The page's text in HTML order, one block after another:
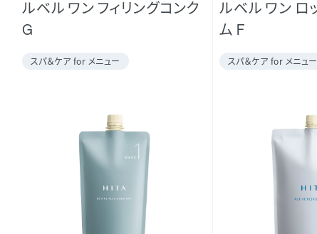
ルベル ワン フィリングコンク
G
スパ＆ケア for メニュー
ルベル ワン ロ
ム F
スパ＆ケア for メニュー